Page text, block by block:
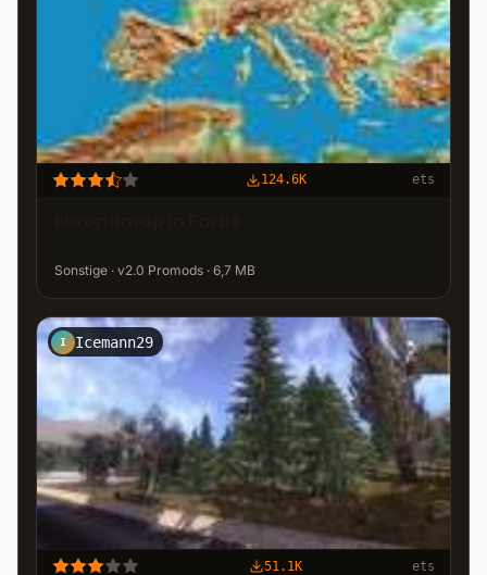
124.6K ets
Sonstige · v2.0 Promods · 6,7 MB
I Icemann29
51.1K ets